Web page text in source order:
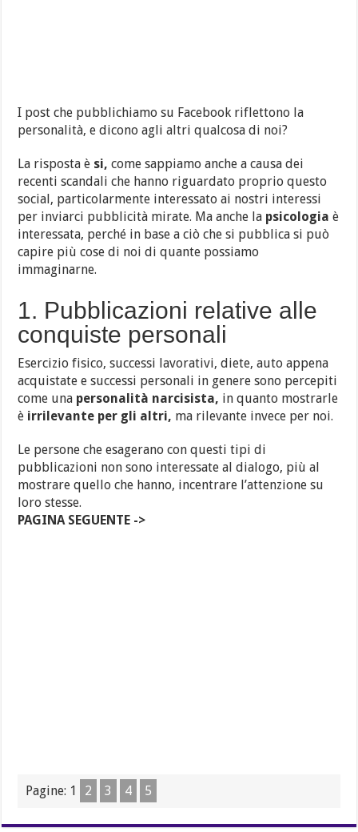
I post che pubblichiamo su Facebook riflettono la
personalità, e dicono agli altri qualcosa di noi?
La risposta è si,come sappiamo anche a causa dei
recenti scandali che hanno riguardato proprio questo
social, particolarmente interessato ai nostri interessi
per inviarci pubblicità mirate. Ma anche la psicologiaè
interessata, perché in base a ciò che si pubblica si può
capire più cose di noi di quante possiamo
immaginarne.
1. Pubblicazioni relative alle
conquiste personali
Esercizio fisico, successi lavorativi, diete, auto appena
acquistate e successi personali in genere sono percepiti
come una personalità narcisista, in quanto mostrarle
è irrilevante per gli altri, ma rilevante invece per noi.
Le persone che esagerano con questi tipi di
pubblicazioni non sono interessate al dialogo, più al
mostrare quello che hanno, incentrare l’attenzione su
loro stesse.
PAGINA SEGUENTE ->
Pagine: 1 2 3 4 5